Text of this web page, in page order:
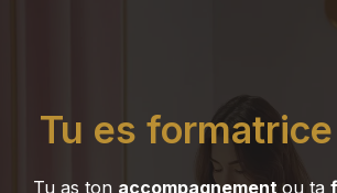
Tu es formatrice
Tu as ton accompagnement ou ta